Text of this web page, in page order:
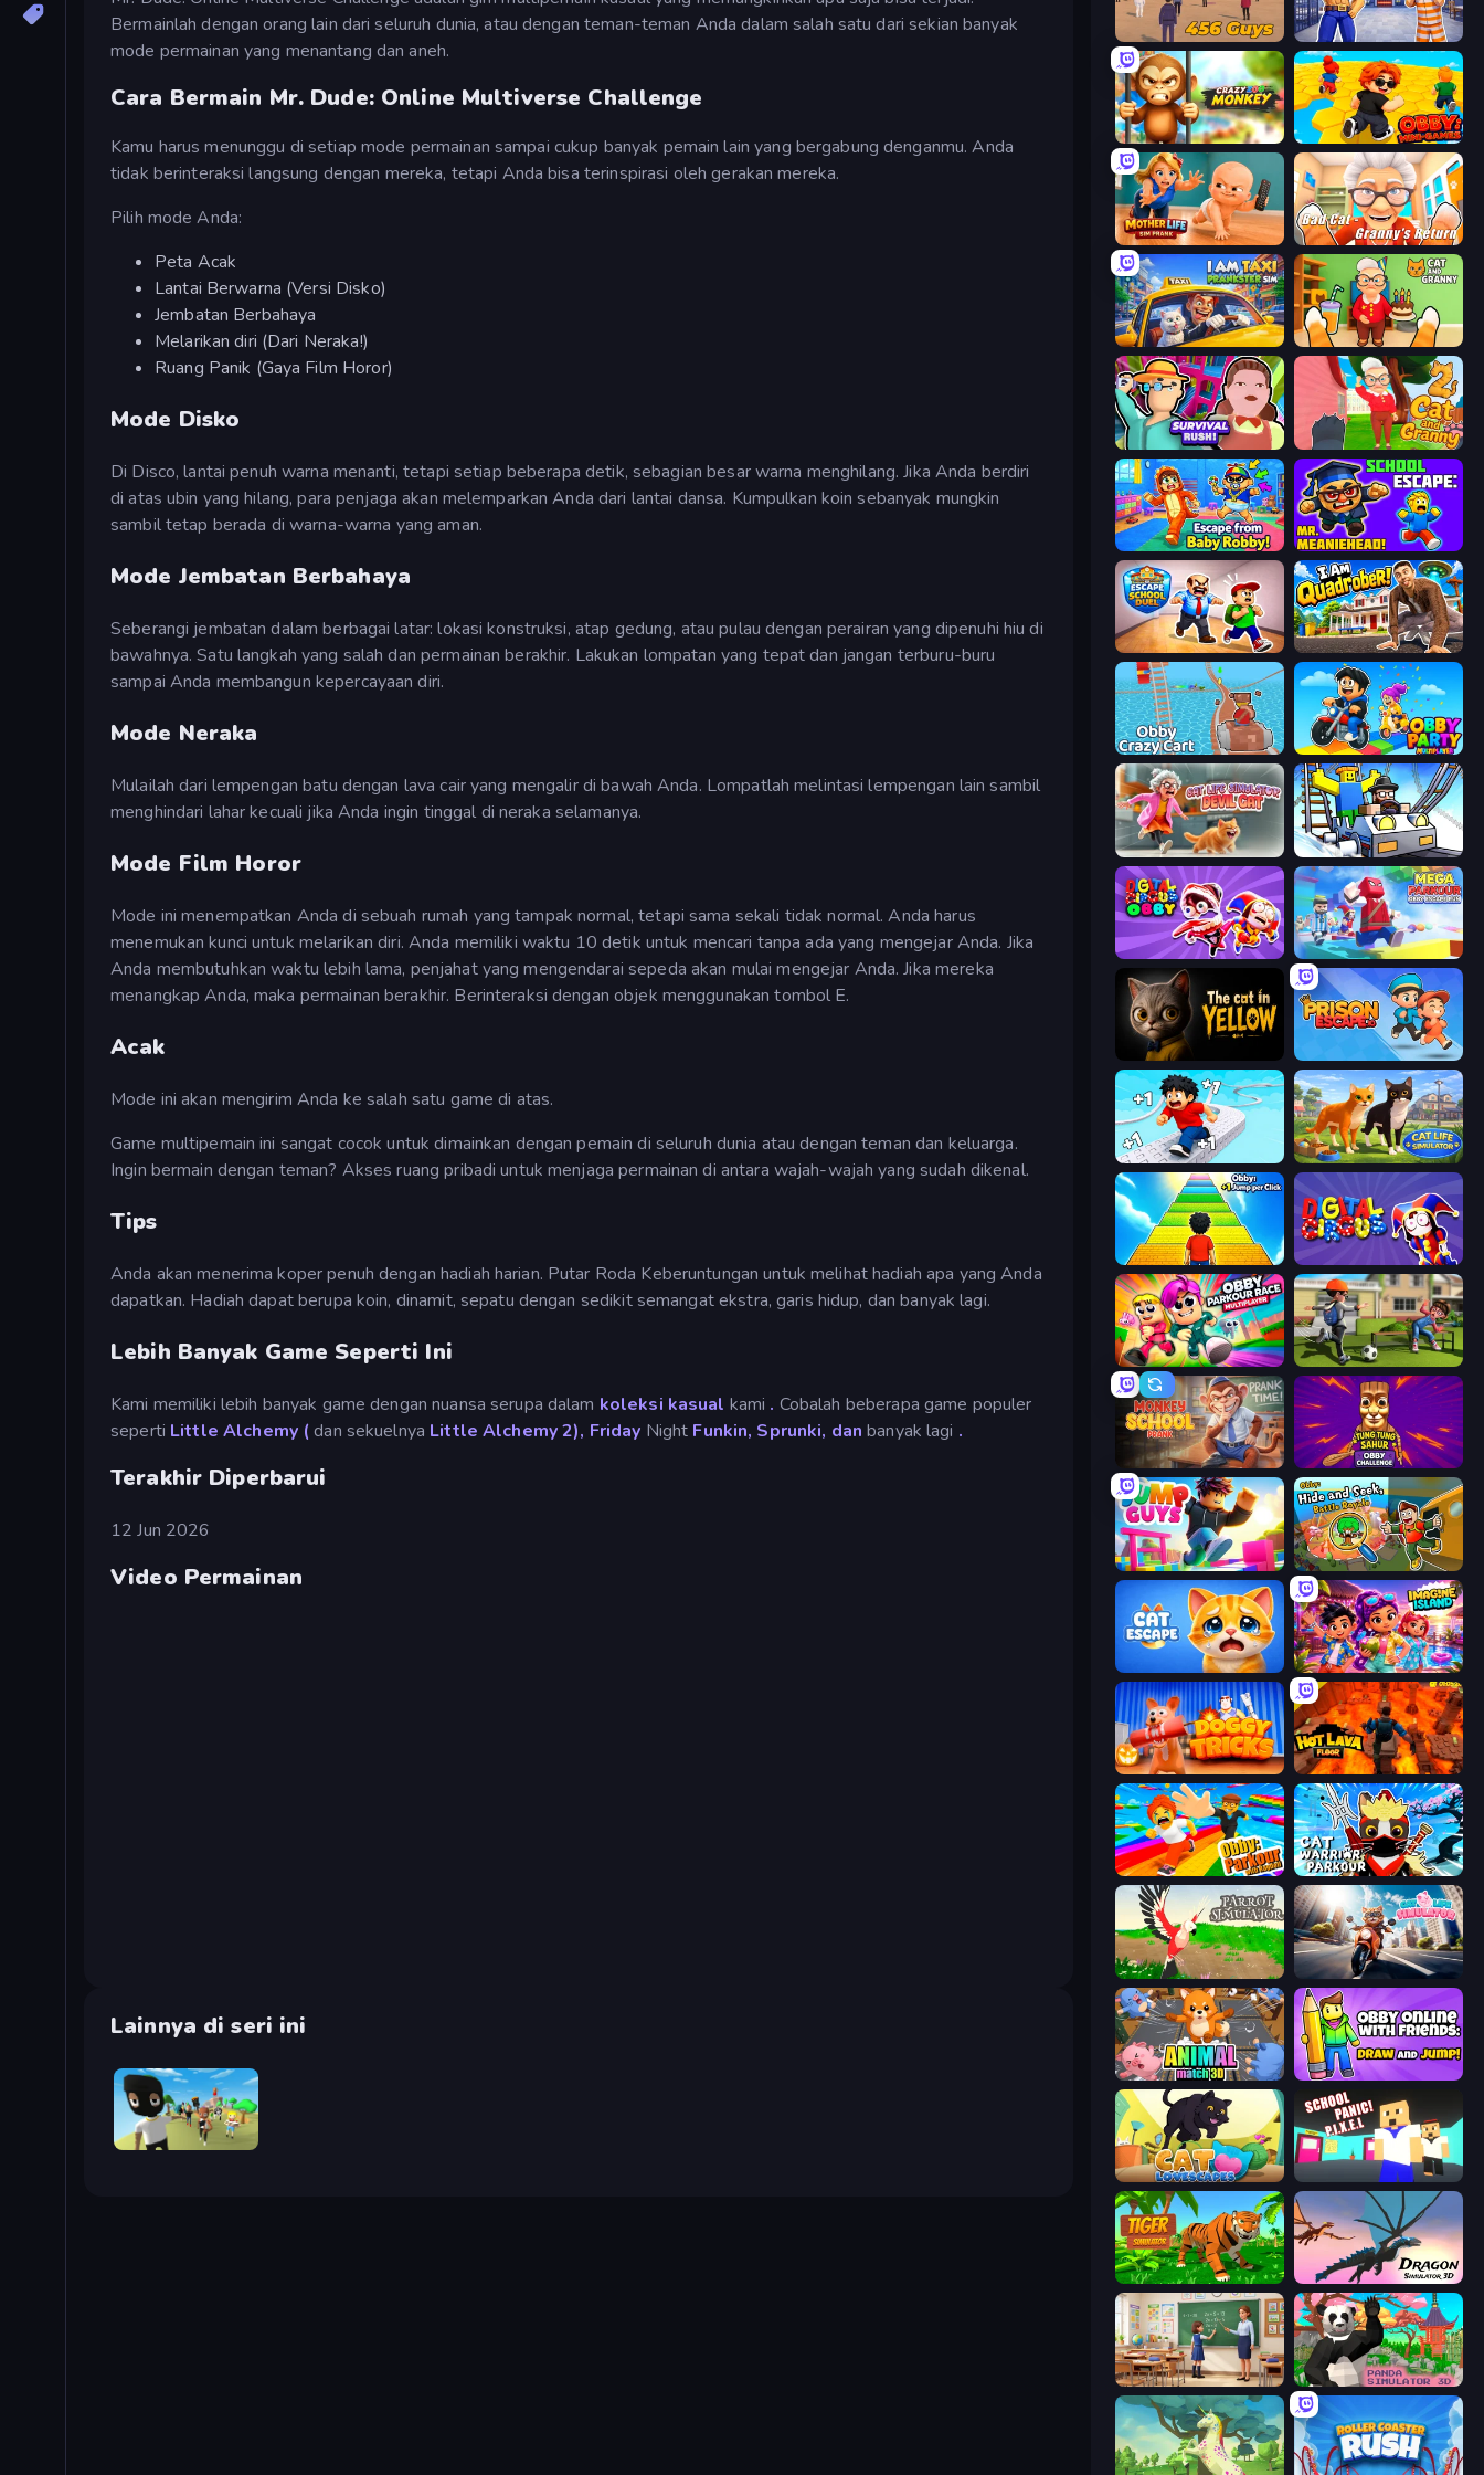
Bermainlah dengan orang lain dari seluruh dunia, atau dengan teman-teman Anda dalam salah satu dari sekian banyak
mode permainan yang menantang dan aneh.
Cara Bermain Mr. Dude: Online Multiverse Challenge
Kamu harus menunggu di setiap mode permainan sampai cukup banyak pemain lain yang bergabung denganmu. Anda
tidak berinteraksi langsung dengan mereka, tetapi Anda bisa terinspirasi oleh gerakan mereka.
Pilih mode Anda:
Peta Acak
Lantai Berwarna (Versi Disko)
Jembatan Berbahaya
Melarikan diri (Dari Neraka!)
Ruang Panik (Gaya Film Horor)
Mode Disko
Di Disco, lantai penuh warna menanti, tetapi setiap beberapa detik, sebagian besar warna menghilang. Jika Anda berdiri
di atas ubin yang hilang, para penjaga akan melemparkan Anda dari lantai dansa. Kumpulkan koin sebanyak mungkin
sambil tetap berada di warna-warna yang aman.
Mode Jembatan Berbahaya
Seberangi jembatan dalam berbagai latar: lokasi konstruksi, atap gedung, atau pulau dengan perairan yang dipenuhi hiu di
bawahnya. Satu langkah yang salah dan permainan berakhir. Lakukan lompatan yang tepat dan jangan terburu-buru
sampai Anda membangun kepercayaan diri.
Mode Neraka
Mulailah dari lempengan batu dengan lava cair yang mengalir di bawah Anda. Lompatlah melintasi lempengan lain sambil
menghindari lahar kecuali jika Anda ingin tinggal di neraka selamanya.
Mode Film Horor
Mode ini menempatkan Anda di sebuah rumah yang tampak normal, tetapi sama sekali tidak normal. Anda harus
menemukan kunci untuk melarikan diri. Anda memiliki waktu 10 detik untuk mencari tanpa ada yang mengejar Anda. Jika
Anda membutuhkan waktu lebih lama, penjahat yang mengendarai sepeda akan mulai mengejar Anda. Jika mereka
menangkap Anda, maka permainan berakhir. Berinteraksi dengan objek menggunakan tombol E.
Acak
Mode ini akan mengirim Anda ke salah satu game di atas.
Game multipemain ini sangat cocok untuk dimainkan dengan pemain di seluruh dunia atau dengan teman dan keluarga.
Ingin bermain dengan teman? Akses ruang pribadi untuk menjaga permainan di antara wajah-wajah yang sudah dikenal.
Tips
Anda akan menerima koper penuh dengan hadiah harian. Putar Roda Keberuntungan untuk melihat hadiah apa yang Anda
dapatkan. Hadiah dapat berupa koin, dinamit, sepatu dengan sedikit semangat ekstra, garis hidup, dan banyak lagi.
Lebih Banyak Game Seperti Ini
Kami memiliki lebih banyak game dengan nuansa serupa dalam koleksi kasual kami . Cobalah beberapa game populer
seperti Little Alchemy (dan sekuelnya Little Alchemy 2), Friday Night Funkin, Sprunki, dan banyak lagi .
Terakhir Diperbarui
12 Jun 2026
Video Permainan
Lainnya di seri ini
456 Guys Escape From Mr.Meawing's Prison!
Crazy Zoo Monkey Obby: Mini-Games
Mother Life Simulator: Prank Bad Cat - Granny's Return
I Am Taxi Prankster Sim Cat and Granny
Survival Rush! Cat and Granny 2
Escape From Baby Robby!
Escape School Duel I Am Quadrober!
Obby: Crazy Cart Obby Party Multiplayer
Cat Life Simulator: Devil Cat Obby: Ride Carts
Digital Circus: Obby Mega Parkour: Obby Escape Run
The Cat in Yellow Prison Escape.io
Speed per Click: Obby Cat Life Simulator 3D
Obby: +1 Jump per Click Digital Circus: Parkour Game
Obby Parkour Race: Multiplayer The Prank King
Monkey School Prank Tung Tung Sahur: Obby Challenge
Jump Guys Obby: Hide and Seek, Battle Royale
Imagine Island
Doggy Tricks Hot Lava Floor
Obby: Parkour with Ragdoll Cat Warrior Parkour
Parrot Simulator Cat Life Simulator
Animal Match 3D
Cat Lovescapes School Panic
Tiger Simulator 3D Dragon Simulator 3D
High School Teacher Simulator Panda Simulator 3D